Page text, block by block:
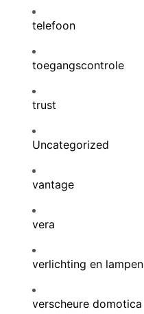
telefoon
toegangscontrole
trust
Uncategorized
vantage
vera
verlichting en lampen
verscheure domotica